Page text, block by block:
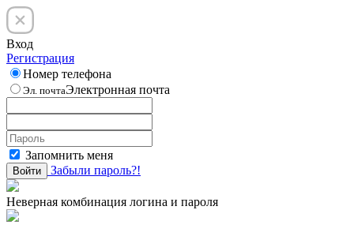
Вход
Регистрация
Номер телефона
Эл. почтаЭлектронная почта
Запомнить меня
Войти Забыли пароль?!
Неверная комбинация логина и пароля